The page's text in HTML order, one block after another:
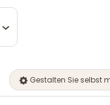
Gestalten Sie selbst